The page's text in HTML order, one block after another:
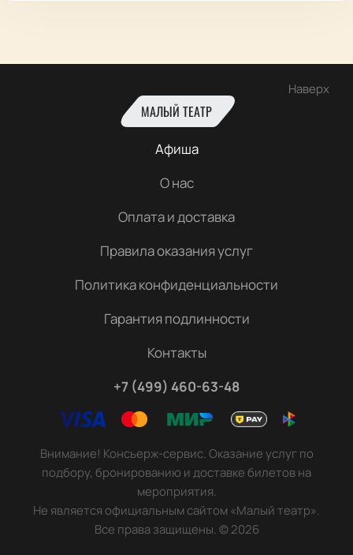
Наверх
МАЛЫЙ ТЕАТР
Афиша
О нас
Оплата и доставка
Правила оказания услуг
Политика конфиденциальности
Гарантия подлинности
Контакты
+7 (499) 460-63-48
Внимание! Консьерж-сервис. Оказание услуг по
подбору, бронированию и доставке билетов на
мероприятия.
Не является официальным сайтом «Малый театр».
Все права защищены.©2026